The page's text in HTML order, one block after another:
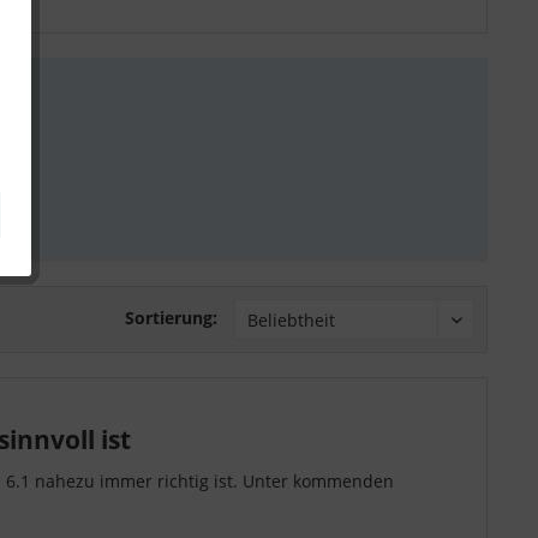
Sortierung:
ist
nahezu immer richtig ist. Unter kommenden